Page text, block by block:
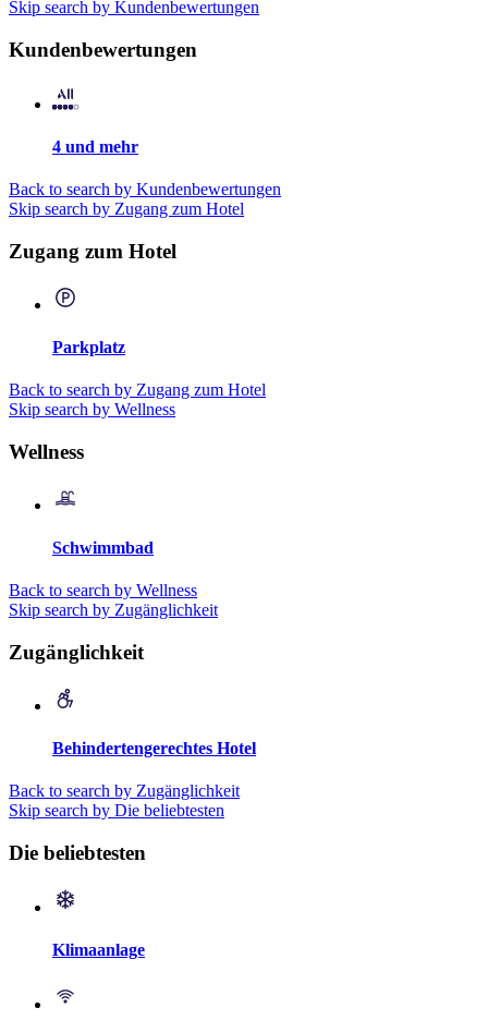
Skip search by Kundenbewertungen
Kundenbewertungen
4 und mehr
Back to search by Kundenbewertungen
Skip search by Zugang zum Hotel
Zugang zum Hotel
Parkplatz
Back to search by Zugang zum Hotel
Skip search by Wellness
Wellness
Schwimmbad
Back to search by Wellness
Skip search by Zugänglichkeit
Zugänglichkeit
Behindertengerechtes Hotel
Back to search by Zugänglichkeit
Skip search by Die beliebtesten
Die beliebtesten
Klimaanlage